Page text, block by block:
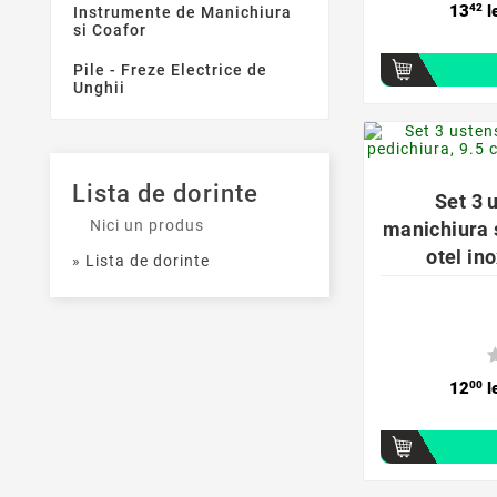
Instrumente de Manichiura
si Coafor
Pile - Freze Electrice de
Unghii
Lista de dorinte
Nici un produs
» Lista de dorinte
1342
Set 3
manichiura
otel
1200